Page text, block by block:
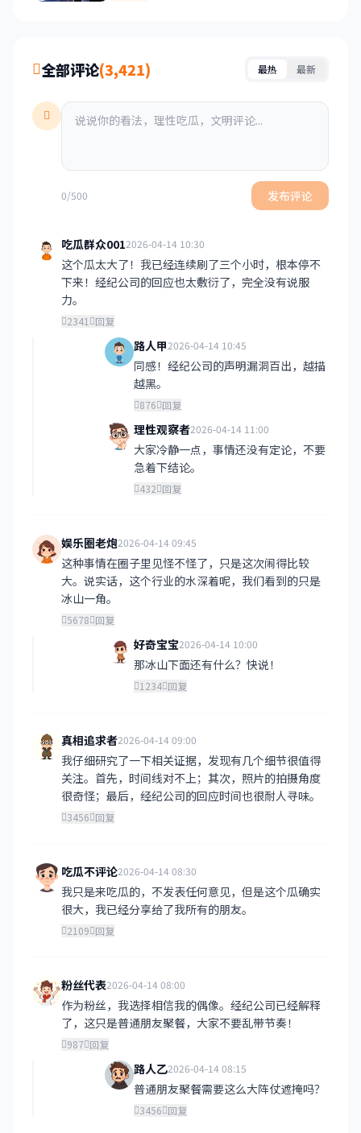
全部评论(3,421) 最热 最新
0/500 发布评论
吃瓜群众0012026-04-14 10:30
这个瓜太大了！我已经连续刷了三个小时，根本停不
下来！经纪公司的回应也太敷衍了，完全没有说服
力。
2341 回复
路人甲2026-04-14 10:45
同感！经纪公司的声明漏洞百出，越描
越黑。
876 回复
理性观察者2026-04-14 11:00
大家冷静一点，事情还没有定论，不要
急着下结论。
432 回复
娱乐圈老炮2026-04-14 09:45
这种事情在圈子里见怪不怪了，只是这次闹得比较
大。说实话，这个行业的水深着呢，我们看到的只是
冰山一角。
5678 回复
好奇宝宝2026-04-14 10:00
那冰山下面还有什么？快说！
1234 回复
真相追求者2026-04-14 09:00
我仔细研究了一下相关证据，发现有几个细节很值得
关注。首先，时间线对不上；其次，照片的拍摄角度
很奇怪；最后，经纪公司的回应时间也很耐人寻味。
3456 回复
吃瓜不评论2026-04-14 08:30
我只是来吃瓜的，不发表任何意见，但是这个瓜确实
很大，我已经分享给了我所有的朋友。
2109 回复
粉丝代表2026-04-14 08:00
作为粉丝，我选择相信我的偶像。经纪公司已经解释
了，这只是普通朋友聚餐，大家不要乱带节奏！
987 回复
路人乙2026-04-14 08:15
普通朋友聚餐需要这么大阵仗遮掩吗？
3456 回复